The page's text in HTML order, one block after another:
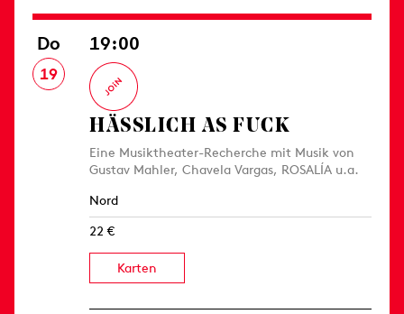
Do
19
19:00
HÄSSLICH AS FUCK
Eine Musiktheater-Recherche mit Musik von
Gustav Mahler, Chavela Vargas, ROSALÍA u.a.
Nord
22 €
Karten